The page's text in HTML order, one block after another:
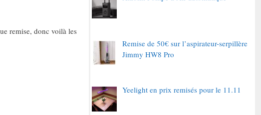
remise, donc voilà les
Remise de 50€ sur l’aspirateur-serpillère
Jimmy HW8 Pro
Yeelight en prix remisés pour le 11.11